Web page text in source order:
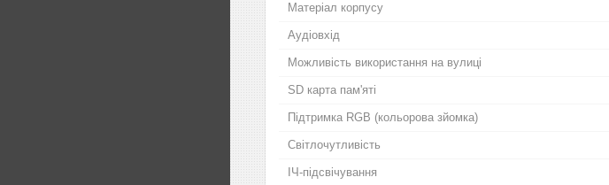
Матеріал корпусу
Аудіовхід
Можливість використання на вулиці
SD карта пам'яті
Підтримка RGB (кольорова зйомка)
Світлочутливість
ІЧ-підсвічування